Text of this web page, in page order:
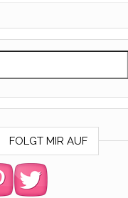
FOLGT MIR AUF